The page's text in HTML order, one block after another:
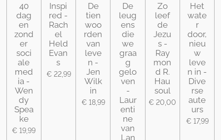
40
dag
en
zond
er
soci
ale
med
ia -
Wen
dy
Spea
ke
€ 19,99
Inspi
red -
Rach
el
Held
Evan
s
€ 22,99
De
tien
woo
rden
van
leve
n -
Jen
Wilk
in
€ 18,99
De
leug
ens
die
we
graa
g
gelo
ven
-
Laur
enti
ne
van
Lan
Zo
leef
de
Jezu
s -
Ray
mon
d R.
Hau
soul
€ 20,00
Het
wate
r
door,
nieu
w
leve
n in -
Dive
rse
aute
urs
€ 17,99